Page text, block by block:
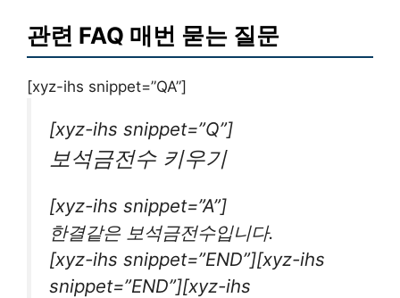
관련 FAQ 매번 묻는 질문
[xyz-ihs snippet=”QA”]
[xyz-ihs snippet=”Q”]
보석금전수 키우기
[xyz-ihs snippet=”A”]
한결같은 보석금전수입니다.
[xyz-ihs snippet=”END”][xyz-ihs
snippet=”END”][xyz-ihs